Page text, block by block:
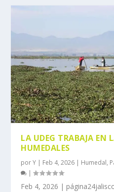
LA UDEG TRABAJA EN
HUMEDALES
porY | Feb 4, 2026 | Humedal,
|
Feb 4, 2026 |